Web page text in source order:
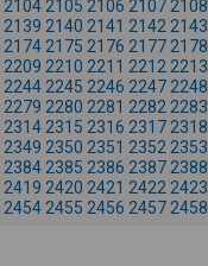
2104 2105 2106 2107 2108
2139 2140 2141 2142 2143
2174 2175 2176 2177 2178
2209 2210 2211 2212 2213
2244 2245 2246 2247 2248
2279 2280 2281 2282 2283
2314 2315 2316 2317 2318
2349 2350 2351 2352 2353
2384 2385 2386 2387 2388
2419 2420 2421 2422 2423
2454 2455 2456 2457 2458